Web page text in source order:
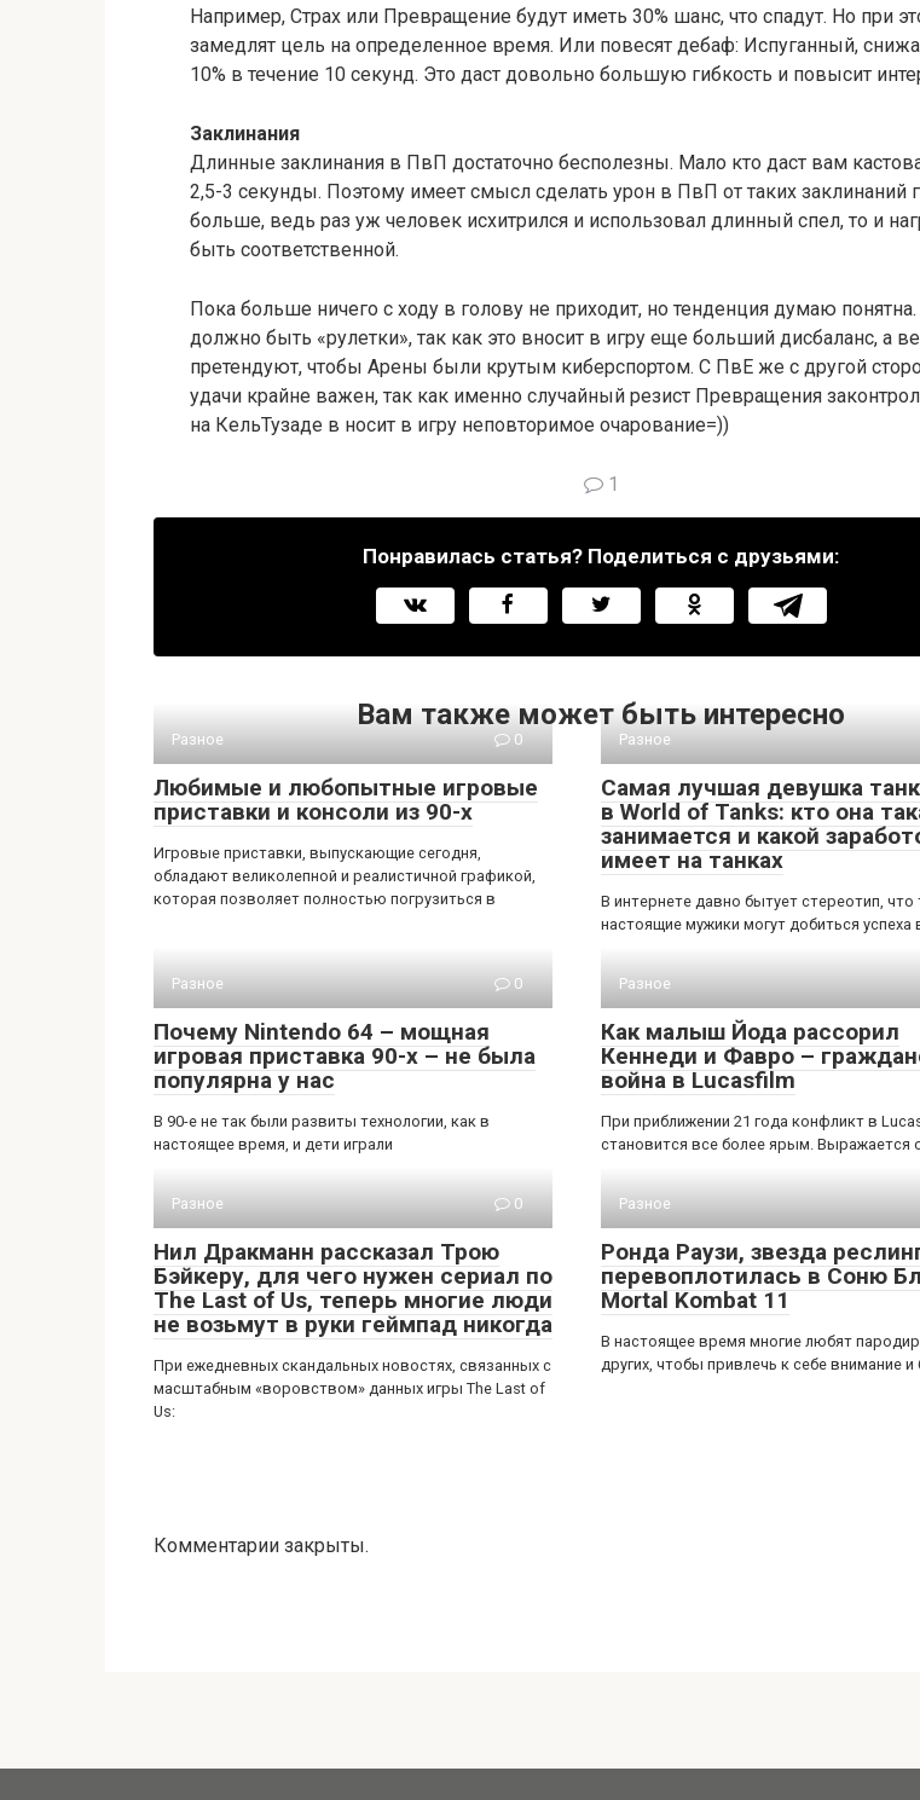
Например, Страх или Превращение будут иметь 30% шанс, что спадут. Но при
замедлят цель на определенное время. Или повесят дебаф: Испуганный,
10% в течение 10 секунд. Это даст довольно большую гибкость и повысит
Заклинания
Длинные заклинания в ПвП достаточно бесполезны. Мало кто даст вам
2,5-3 секунды. Поэтому имеет смысл сделать урон в ПвП от таких заклинаний
больше, ведь раз уж человек исхитрился и использовал длинный спел, то и
быть соответственной.
Пока больше ничего с ходу в голову не приходит, но тенденция думаю
должно быть «рулетки», так как это вносит в игру еще больший дисбаланс, а
претендуют, чтобы Арены были крутым киберспортом. С ПвЕ же с другой
удачи крайне важен, так как именно случайный резист Превращения
на КельТузаде в носит в игру неповторимое очарование=))
1
Понравилась статья? Поделиться с друзьями:
Вам также может быть интересно
Разное 0
Любимые и любопытные игровые
приставки и консоли из 90-х
Игровые приставки, выпускающие сегодня,
обладают великолепной и реалистичной графикой,
которая позволяет полностью погрузиться в
Разное
Самая лучшая девушка
в World of Tanks: кто она
занимается и какой
имеет на танках
В интернете давно бытует стереотип, что
настоящие мужики могут добиться успеха
Разное 0
Почему Nintendo 64 – мощная
игровая приставка 90-х – не была
популярна у нас
В 90-е не так были развиты технологии, как в
настоящее время, и дети играли
Разное
Как малыш Йода рассорил
Кеннеди и Фавро –
война в Lucasfilm
При приближении 21 года конфликт в
становится все более ярым. Выражается
Разное 0
Нил Дракманн рассказал Трою
Бэйкеру, для чего нужен сериал по
The Last of Us, теперь многие люди
не возьмут в руки геймпад никогда
При ежедневных скандальных новостях, связанных с
масштабным «воровством» данных игры The Last of
Us:
Разное
Ронда Раузи, звезда
перевоплотилась в Соню
Mortal Kombat 11
В настоящее время многие любят
других, чтобы привлечь к себе внимание и
Комментарии закрыты.